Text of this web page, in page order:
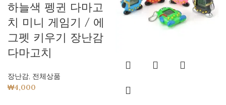
하늘색 펭귄 다마고
치 미니 게임기 / 에
그펫 키우기 장난감
다마고치
장난감, 전체상품
₩4,000